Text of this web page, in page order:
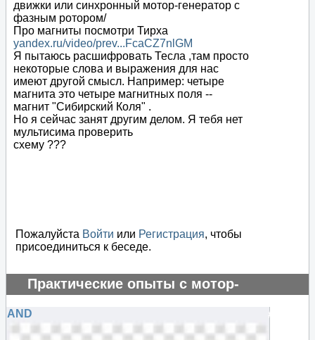
движки или синхронный мотор-генератор с
фазным ротором/
Про магниты посмотри Тирха
yandex.ru/video/prev...FcaCZ7nlGM
Я пытаюсь расшифровать Тесла ,там просто
некоторые слова и выражения для нас
имеют другой смысл. Например: четыре
магнита это четыре магнитных поля --
магнит "Сибирский Коля" .
Но я сейчас занят другим делом. Я тебя нет
мультисима проверить
схему ???
Пожалуйста Войти или Регистрация, чтобы
присоединиться к беседе.
Практические опыты с мотор-
генератором
#69800
AND